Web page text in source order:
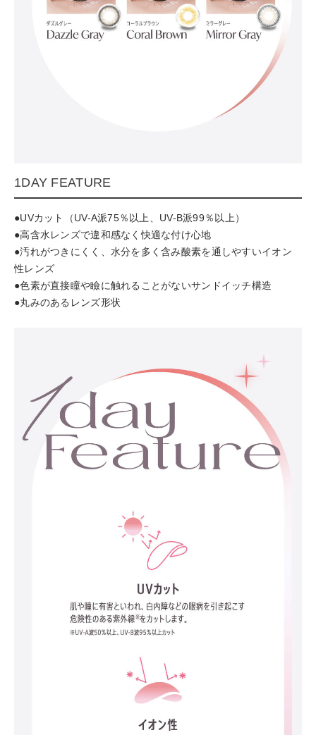
1DAY FEATURE
●UVカット（UV-A派75％以上、UV-B派99％以上）
●高含水レンズで違和感なく快適な付け心地
●汚れがつきにくく、水分を多く含み酸素を通しやすいイオン
性レンズ
●色素が直接瞳や瞼に触れることがないサンドイッチ構造
●丸みのあるレンズ形状